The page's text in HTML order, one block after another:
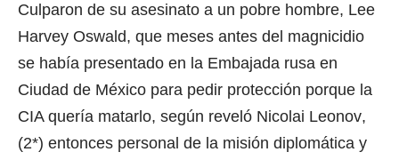
Culparon de su asesinato a un pobre hombre, Lee
Harvey Oswald, que meses antes del magnicidio
se había presentado en la Embajada rusa en
Ciudad de México para pedir protección porque la
CIA quería matarlo, según reveló Nicolai Leonov,
(2*) entonces personal de la misión diplomática y